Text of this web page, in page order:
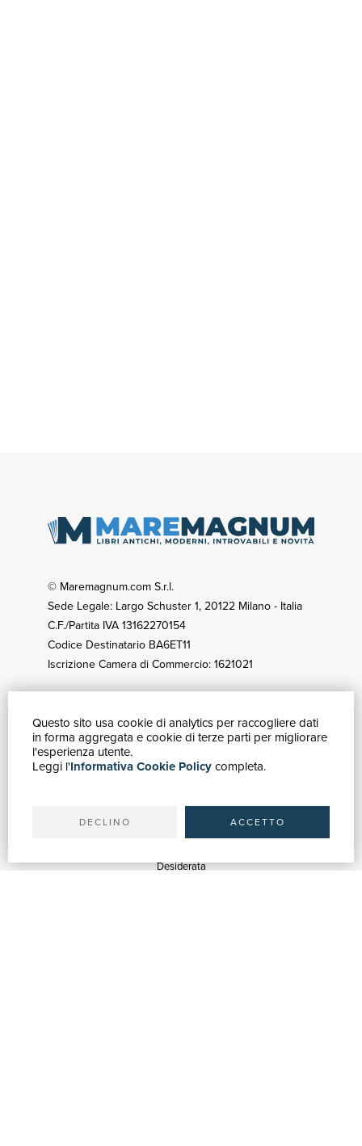
Questo sito usa cookie di analytics per raccogliere dati
in forma aggregata e cookie di terze parti per migliorare
l'esperienza utente.
Leggi l'Informativa Cookie Policycompleta.
DECLINO ACCETTO
© Maremagnum.com S.r.l.
Sede Legale: Largo Schuster 1, 20122 Milano - Italia
C.F./Partita IVA 13162270154
Codice Destinatario BA6ET11
Iscrizione Camera di Commercio: 1621021
GUIDA ACQUISTI
Catalogo
Ricerca avanzata
Spedizioni
Desiderata